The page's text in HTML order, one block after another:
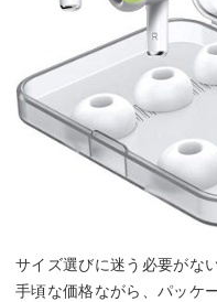
サイズ選びに迷う必要がな
手頃な価格ながら、パッケ